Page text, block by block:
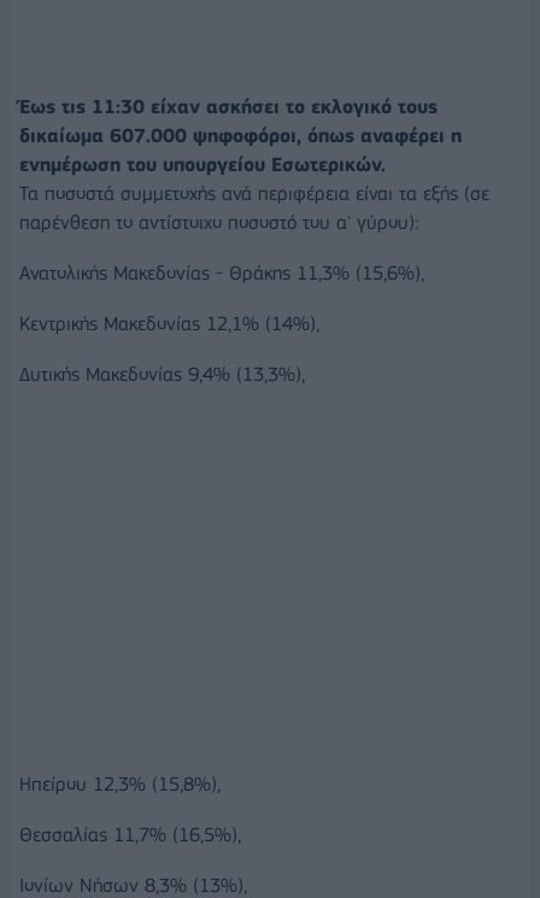
Έως τις 11:30 είχαν ασκήσει το εκλογικό τους
δικαίωμα 607.000 ψηφοφόροι, όπως αναφέρει η
ενημέρωση του υπουργείου Εσωτερικών.
Τα ποσοστά συμμετοχής ανά περιφέρεια είναι τα εξής (σε
παρένθεση το αντίστοιχο ποσοστό του α' γύρου):
Ανατολικής Μακεδονίας - Θράκης 11,3% (15,6%),
Κεντρικής Μακεδονίας 12,1% (14%),
Δυτικής Μακεδονίας 9,4% (13,3%),
Ηπείρου 12,3% (15,8%),
Θεσσαλίας 11,7% (16,5%),
Ιονίων Νήσων 8,3% (13%),